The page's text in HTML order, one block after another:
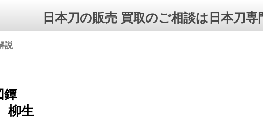
日本刀の販売 買取のご相談は日本刀専
説
鐔
柳生